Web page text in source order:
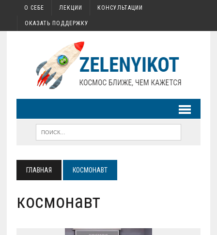
О СЕБЕ ЛЕКЦИИ КОНСУЛЬТАЦИИ
ОКАЗАТЬ ПОДДЕРЖКУ
ГЛАВНАЯ КОСМОНАВТ
космонавт